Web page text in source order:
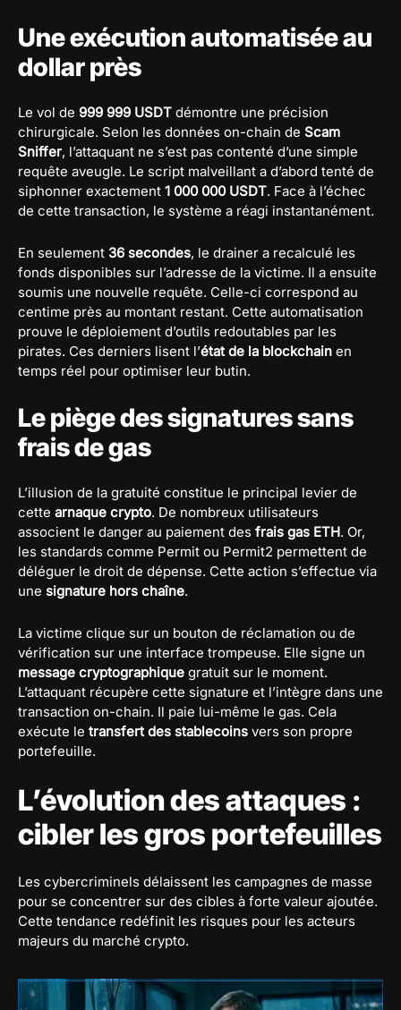
Une exécution automatisée au
dollar près
Le vol de 999 999 USDT démontre une précision
chirurgicale. Selon les données on-chain de Scam
Sniffer, l’attaquant ne s’est pas contenté d’une simple
requête aveugle. Le script malveillant a d’abord tenté de
siphonner exactement 1 000 000 USDT. Face à l’échec
de cette transaction, le système a réagi instantanément.
En seulement 36 secondes, le drainer a recalculé les
fonds disponibles sur l’adresse de la victime. Il a ensuite
soumis une nouvelle requête. Celle-ci correspond au
centime près au montant restant. Cette automatisation
prouve le déploiement d’outils redoutables par les
pirates. Ces derniers lisent l’état de la blockchain en
temps réel pour optimiser leur butin.
Le piège des signatures sans
frais de gas
L’illusion de la gratuité constitue le principal levier de
cette arnaque crypto. De nombreux utilisateurs
associent le danger au paiement des frais gas ETH. Or,
les standards comme Permit ou Permit2 permettent de
déléguer le droit de dépense. Cette action s’effectue via
une signature hors chaîne.
La victime clique sur un bouton de réclamation ou de
vérification sur une interface trompeuse. Elle signe un
message cryptographique gratuit sur le moment.
L’attaquant récupère cette signature et l’intègre dans une
transaction on-chain. Il paie lui-même le gas. Cela
exécute le transfert des stablecoins vers son propre
portefeuille.
L’évolution des attaques :
cibler les gros portefeuilles
Les cybercriminels délaissent les campagnes de masse
pour se concentrer sur des cibles à forte valeur ajoutée.
Cette tendance redéfinit les risques pour les acteurs
majeurs du marché crypto.